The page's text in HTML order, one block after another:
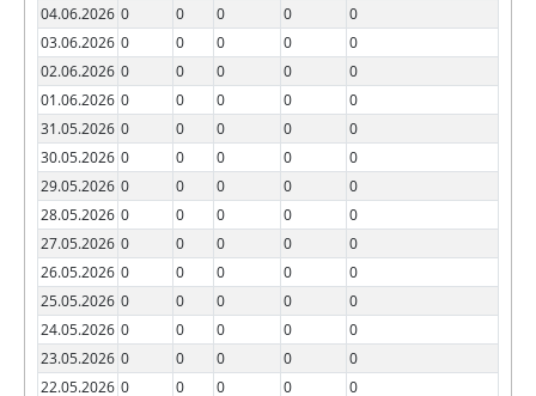
04.06.2026 0 0 0 0
0
03.06.2026 0 0 0 0
0
02.06.2026 0 0 0 0
0
01.06.2026 0 0 0 0
0
31.05.2026 0 0 0 0
0
30.05.2026 0 0 0 0
0
29.05.2026 0 0 0 0
0
28.05.2026 0 0 0 0
0
27.05.2026 0 0 0 0
0
26.05.2026 0 0 0 0
0
25.05.2026 0 0 0 0
0
24.05.2026 0 0 0 0
0
23.05.2026 0 0 0 0
0
22.05.2026 0 0 0 0
0